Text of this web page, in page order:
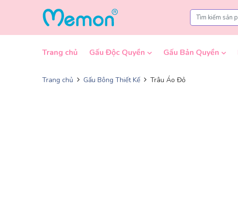
Trang chủ Gấu Độc Quyền Gấu Bản Quyền
Trang chủ Gấu Bông Thiết Kế Trâu Áo Đỏ